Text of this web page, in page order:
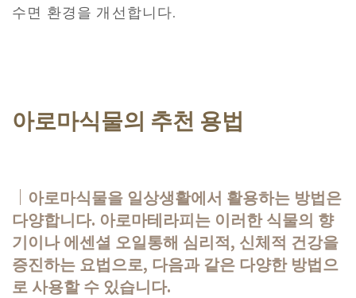
수면 환경을 개선합니다.
아로마식물의 추천 용법
｜아로마식물을 일상생활에서 활용하는 방법은
다양합니다. 아로마테라피는 이러한 식물의 향
기이나 에센셜 오일통해 심리적, 신체적 건강을
증진하는 요법으로, 다음과 같은 다양한 방법으
로 사용할 수 있습니다.